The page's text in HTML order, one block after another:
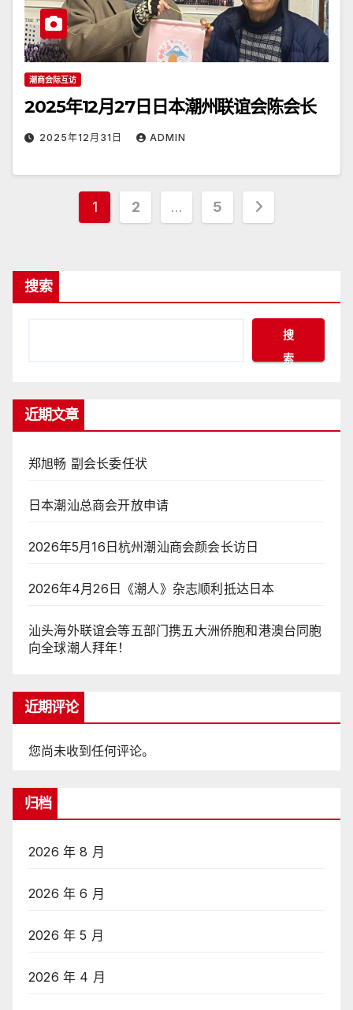
潮商会际互访
2025年12月27日日本潮州联谊会陈会长
2025年12月31日 ADMIN
文
页
1 2 … 5
搜索
搜
索
近期文章
郑旭畅 副会长委任状
日本潮汕总商会开放申请
2026年5月16日杭州潮汕商会颜会长访日
2026年4月26日《潮人》杂志顺利抵达日本
汕头海外联谊会等五部门携五大洲侨胞和港澳台同胞
向全球潮人拜年！
近期评论
您尚未收到任何评论。
归档
2026 年 8 月
2026 年 6 月
2026 年 5 月
2026 年 4 月